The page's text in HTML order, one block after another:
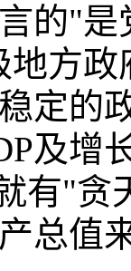
的"
方
定的
及增
有"贪
总值